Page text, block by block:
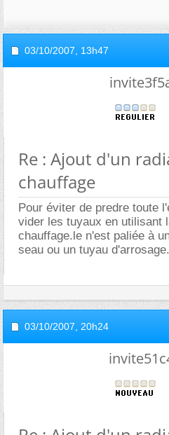
03/10/2007, 13h47
Re : Ajout d'un
chauffage
Pour éviter de predre toute
vider les tuyaux en utilisant
chauffage.le n'est paliée à
seau ou un tuyau d'arrosage.
03/10/2007, 20h24